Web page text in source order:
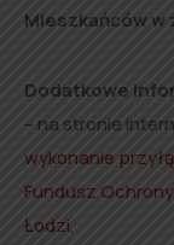
Mieszkańców w
Dodatkowe
– na stronie
wykonanie
Fundusz
Łodzi,